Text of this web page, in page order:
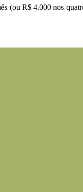
(ou R$ 4.000 nos